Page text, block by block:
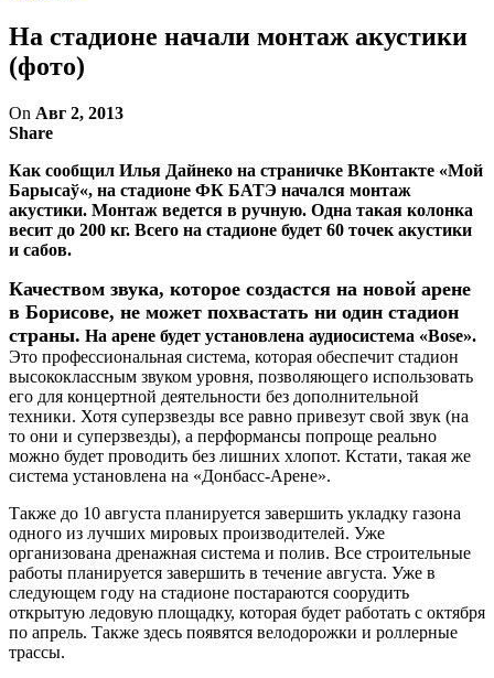
На стадионе начали монтаж акустики
(фото)
On Авг 2, 2013
Share
Как сообщил Илья Дайнеко на страничке ВКонтакте «Мой
Барысаў«, на стадионе ФК БАТЭ начался монтаж
акустики. Монтаж ведется в ручную. Одна такая колонка
весит до 200 кг. Всего на стадионе будет 60 точек акустики
и сабов.
Качеством звука, которое создастся на новой арене
в Борисове, не может похвастать ни один стадион
страны. На арене будет установлена аудиосистема «Bose».
Это профессиональная система, которая обеспечит стадион
высококлассным звуком уровня, позволяющего использовать
его для концертной деятельности без дополнительной
техники. Хотя суперзвезды все равно привезут свой звук (на
то они и суперзвезды), а перформансы попроще реально
можно будет проводить без лишних хлопот. Кстати, такая же
система установлена на «Донбасс-Арене».
Также до 10 августа планируется завершить укладку газона
одного из лучших мировых производителей. Уже
организована дренажная система и полив. Все строительные
работы планируется завершить в течение августа. Уже в
следующем году на стадионе постараются соорудить
открытую ледовую площадку, которая будет работать с октября
по апрель. Также здесь появятся велодорожки и роллерные
трассы.